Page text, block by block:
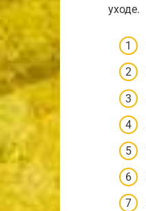
уходе.